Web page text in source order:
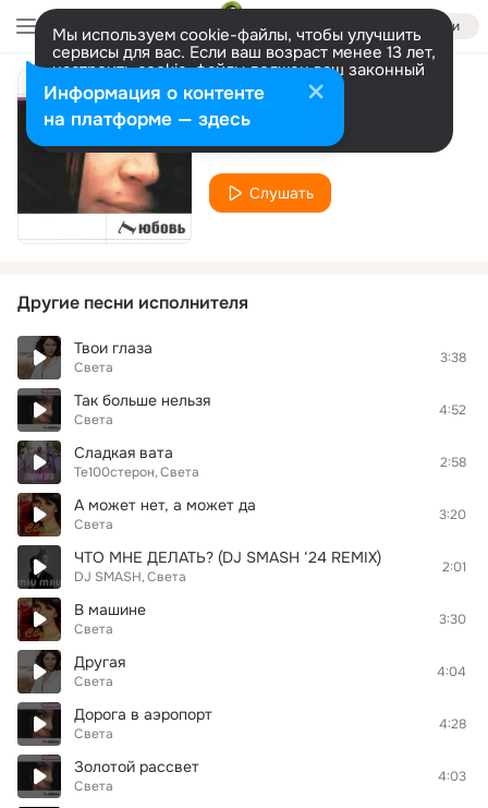
Войти
Мы используем cookie-файлы, чтобы улучшить
сервисы для вас. Если ваш возраст менее 13 лет,
настроить cookie-файлы должен ваш законный
представитель. Больше информации
Разрешить все Настроить
Любовь
Света
Слушать
Другие песни исполнителя
Твои глаза
Света
3:38
Так больше нельзя
Света
4:52
Сладкая вата
Те100стерон Света
2:58
А может нет, а может да
Света
3:20
ЧТО МНЕ ДЕЛАТЬ? (DJ SMASH ‘24 REMIX)
DJ SMASH Света
2:01
В машине
Света
3:30
Другая
Света
4:04
Дорога в аэропорт
Света
4:28
Золотой рассвет
Света
4:03
Информация о контенте
на платформе — здесь